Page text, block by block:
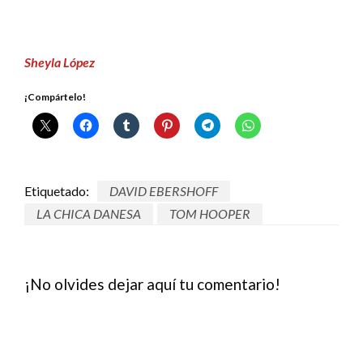
Sheyla López
¡Compártelo!
Etiquetado:
DAVID EBERSHOFF
LA CHICA DANESA
TOM HOOPER
¡No olvides dejar aquí tu comentario!